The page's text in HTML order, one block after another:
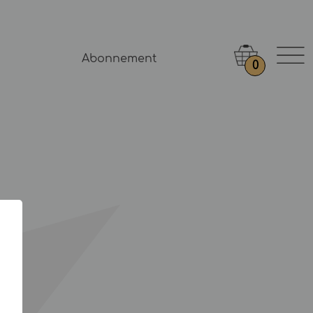
Abonnement
0